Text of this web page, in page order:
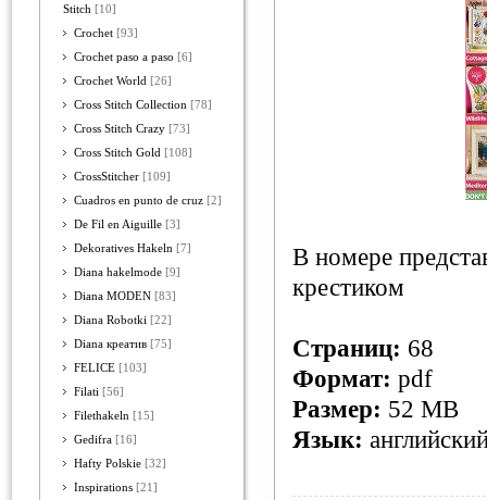
Stitch [10]
Crochet [93]
Crochet paso a paso [6]
Crochet World [26]
Cross Stitch Collection [78]
Cross Stitch Crazy [73]
Cross Stitch Gold [108]
CrossStitcher [109]
Cuadros en punto de cruz [2]
De Fil en Aiguille [3]
Dekoratives Hakeln [7]
Diana hakelmode [9]
Diana MODEN [83]
Diana Robotki [22]
Diana креатив [75]
FELICE [103]
Filati [56]
Filethakeln [15]
Gedifra [16]
Hafty Polskie [32]
Inspirations [21]
В номере
крестиком
Страниц: 68
Формат: pdf
Размер: 52 MB
Язык: